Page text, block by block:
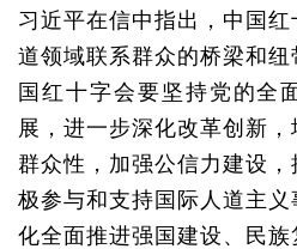
习近平在信中指出，中国
道领域联系群众的桥梁和
国红十字会要坚持党的全
展，进一步深化改革创新，
群众性，加强公信力建设
极参与和支持国际人道主
化全面推进强国建设、民